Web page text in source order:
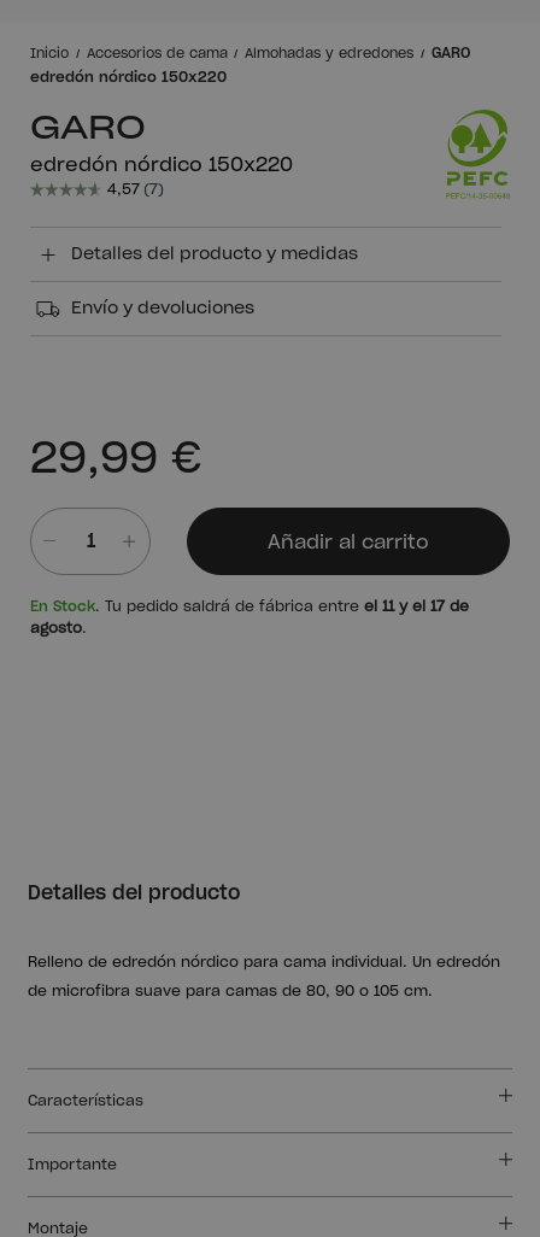
Inicio Accesorios de cama Almohadas y edredones
GARO
edredón nórdico 150x220
GARO
edredón nórdico 150x220
29,99 €
Añadir al carrito
En Stock. Tu pedido saldrá de fábrica entre el 11 y el 17 de
agosto.
Detalles del producto y medidas
Envío y devoluciones
Detalles del producto
Relleno de edredón nórdico para cama individual. Un edredón
de microfibra suave para camas de 80, 90 o 105 cm.
Características
Importante
Montaje